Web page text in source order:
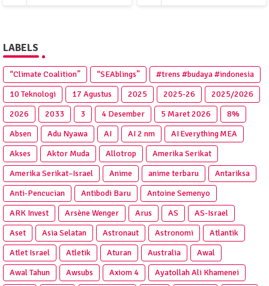
LABELS
“Climate Coalition” “SEAblings”
#trens #budaya #indonesia
10 Teknologi
17 Agustus 2025 2025‑26
2025/2026
2026
2033 3 4 Desember 5 Maret 2026
8%
Absen
Adu Nyawa AI AI 2 nm
AI Everything MEA
Akses
Aktor Muda Allotrop
Amerika Serikat
Amerika Serikat–Israel
Anime anime terbaru
Antariksa
Anti‑Pencucian
Antibodi Baru
Antoine Semenyo
ARK Invest
Arsène Wenger Arus AS
AS-Israel
Aset
Asia Selatan Astronaut Astronomi
Atlantik
Atlet Israel
Atletik Aturan Australia
Awal
Awal Tahun
Awsubs Axiom 4
Ayatollah Ali Khamenei